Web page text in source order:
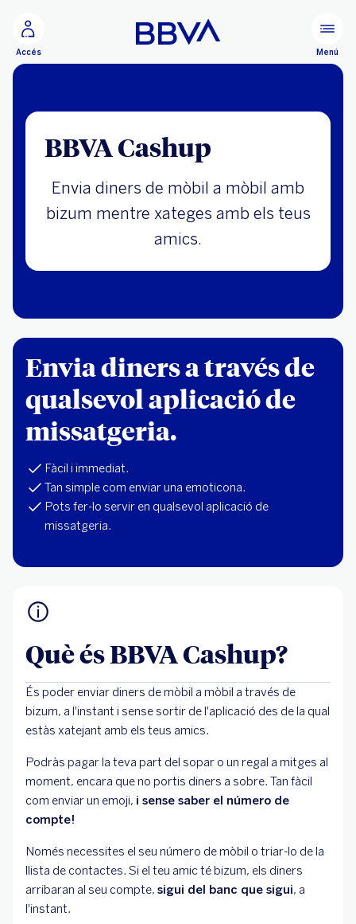
Accés Menú
BBVA Cashup
Envia diners de mòbil a mòbil amb
bizum mentre xateges amb els teus
amics.
Envia diners a través de
qualsevol aplicació de
missatgeria.
Fàcil i immediat.
Tan simple com enviar una emoticona.
Pots fer-lo servir en qualsevol aplicació de
missatgeria.
Què és BBVA Cashup?
És poder enviar diners de mòbil a mòbil a través de
bizum, a l'instant i sense sortir de l'aplicació des de la qual
estàs xatejant amb els teus amics.
Podràs pagar la teva part del sopar o un regal a mitges al
moment, encara que no portis diners a sobre. Tan fàcil
com enviar un emoji, i sense saber el número de
compte!
Només necessites el seu número de mòbil o triar-lo de la
llista de contactes. Si el teu amic té bizum, els diners
arribaran al seu compte, sigui del banc que sigui, a
l'instant.